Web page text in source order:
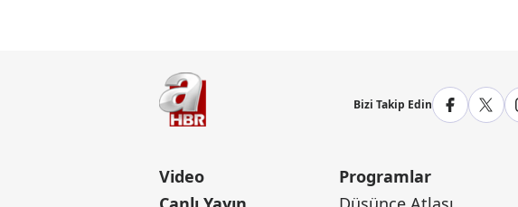
Bizi Takip Edin
Video
Programlar